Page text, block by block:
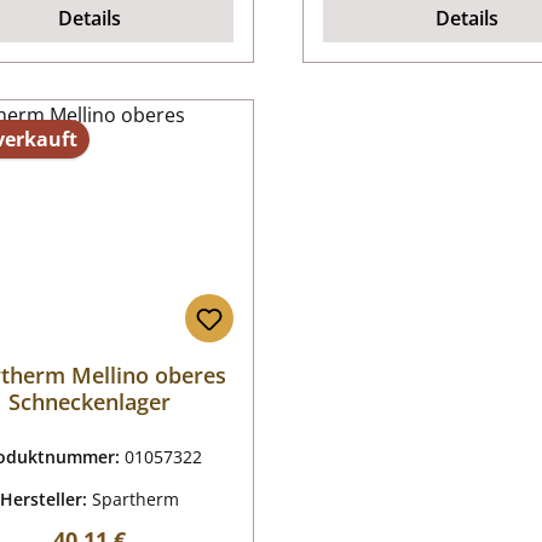
Details Details
Mellino oberes
Schneckenlager
01057322
Hersteller:Spartherm